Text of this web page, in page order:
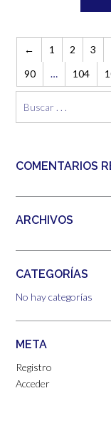
← 1 2 3
90
… 104
COMENTARIOS
ARCHIVOS
CATEGORÍAS
No hay categorías
META
Registro
Acceder